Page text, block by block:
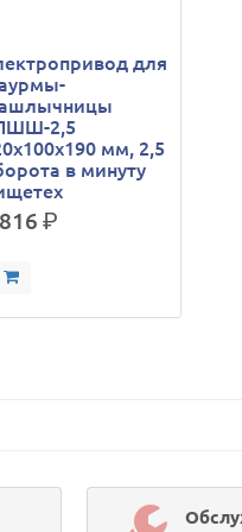
для
2,5
мм, 2,5
в минуту
р.